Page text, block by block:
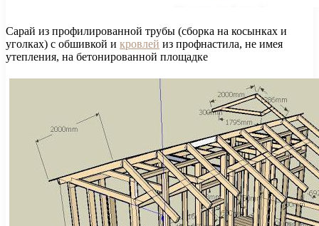
Сарай из профилированной трубы (сборка на косынках и
уголках) с обшивкой и кровлей из профнастила, не имея
утепления, на бетонированной площадке